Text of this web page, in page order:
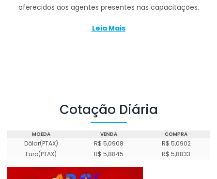
oferecidos aos agentes presentes nas capacitações.
Leia Mais
Cotação Diária
MOEDA VENDA COMPRA
Dólar(PTAX) R$ 5,0908
R$ 5,0902
Euro(PTAX)
R$ 5,8845 R$ 5,8833